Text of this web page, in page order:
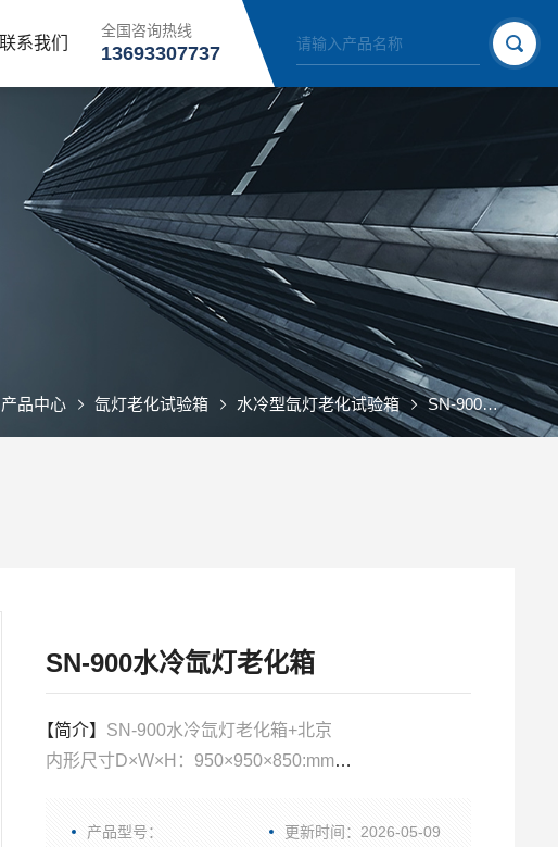
全国咨询热线
13693307737
联系我们
产品中心 氙灯老化试验箱 水冷型氙灯老化试验箱 SN-900水冷氙灯老化箱
SN-900水冷氙灯老化箱
【简介】 SN-900水冷氙灯老化箱+北京
内形尺寸D×W×H：950×950×850:mm
产品型号： 更新时间：2026-05-09